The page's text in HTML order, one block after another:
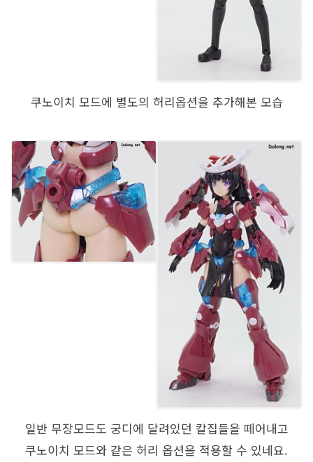
쿠노이치 모드에 별도의 허리옵션을 추가해본 모습
일반 무장모드도 궁디에 달려있던 칼집들을 떼어내고
쿠노이치 모드와 같은 허리 옵션을 적용할 수 있네요.